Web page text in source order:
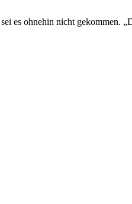
es ohnehin nicht gekommen.